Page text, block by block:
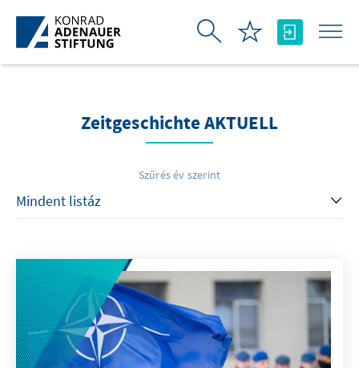
Ugrás a fő tartalomhoz
Zeitgeschichte AKTUELL
Szűrés év szerint